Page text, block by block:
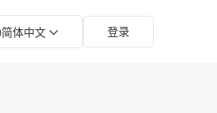
简体中文 登录